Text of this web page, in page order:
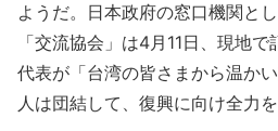
ようだ。日本政府の窓口機関と
「交流協会」は4月11日、現地
代表が「台湾の皆さまから温か
人は団結して、復興に向け全力